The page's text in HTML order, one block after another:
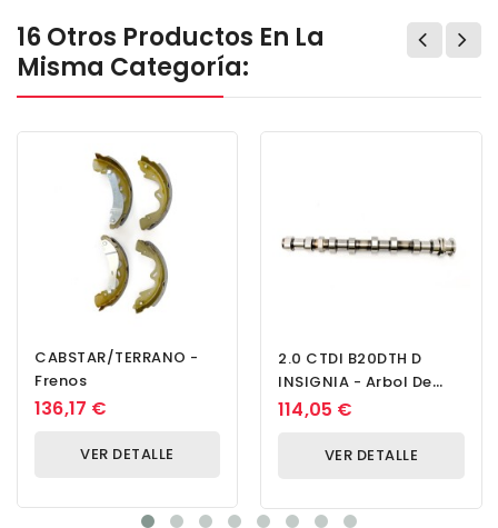
16 Otros Productos En La
Misma Categoría:
CABSTAR/TERRANO -
Frenos
136,17 €
VER DETALLE
2.0 CTDI B20DTH D
INSIGNIA - Arbol De
Levas
114,05 €
VER DETALLE